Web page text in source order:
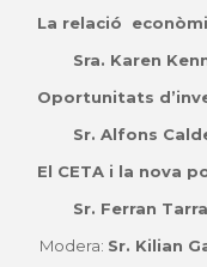
La relació
Sra. Karen
Oportunitats
Sr. Alfons
El CETA i la nova
Sr. Ferran
Modera: Sr. Kilian